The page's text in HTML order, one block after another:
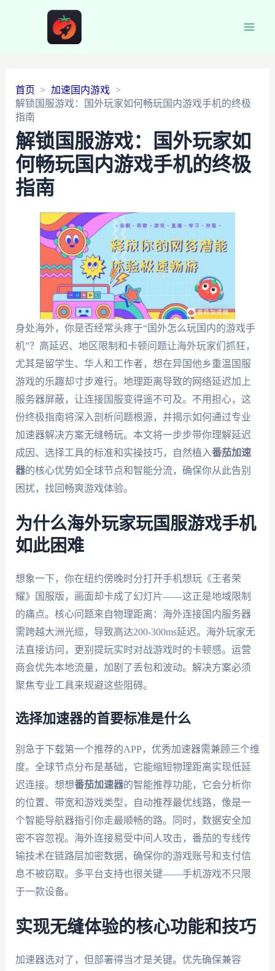
首页
加速国内游戏
解锁国服游戏：国外玩家如何畅玩国内游戏手机的终极
指南
解锁国服游戏：国外玩家如
何畅玩国内游戏手机的终极
指南
身处海外，你是否经常头疼于“国外怎么玩国内的游戏手
机”？高延迟、地区限制和卡顿问题让海外玩家们抓狂，
尤其是留学生、华人和工作者，想在异国他乡重温国服
游戏的乐趣却寸步难行。地理距离导致的网络延迟加上
服务器屏蔽，让连接国服变得遥不可及。不用担心，这
份终极指南将深入剖析问题根源，并揭示如何通过专业
加速器解决方案无缝畅玩。本文将一步步带你理解延迟
成因、选择工具的标准和实操技巧，自然植入番茄加速
器的核心优势如全球节点和智能分流，确保你从此告别
困扰，找回畅爽游戏体验。
为什么海外玩家玩国服游戏手机
如此困难
想象一下，你在纽约傍晚时分打开手机想玩《王者荣
耀》国服版，画面却卡成了幻灯片——这正是地域限制
的痛点。核心问题来自物理距离：海外连接国内服务器
需跨越大洲光缆，导致高达200-300ms延迟。海外玩家无
法直接访问，更别提玩实时对战游戏时的卡顿感。运营
商会优先本地流量，加剧了丢包和波动。解决方案必须
聚焦专业工具来规避这些阻碍。
选择加速器的首要标准是什么
别急于下载第一个推荐的APP，优秀加速器需兼顾三个维
度。全球节点分布是基础，它能缩短物理距离实现低延
迟连接。想想番茄加速器的智能推荐功能，它会分析你
的位置、带宽和游戏类型，自动推荐最优线路，像是一
个智能导航器指引你走最顺畅的路。同时，数据安全加
密不容忽视。海外连接易受中间人攻击，番茄的专线传
输技术在链路层加密数据，确保你的游戏账号和支付信
息不被窃取。多平台支持也很关键——手机游戏不只限
于一款设备。
实现无缝体验的核心功能和技巧
加速器选对了，但部署得当才是关键。优先确保兼容